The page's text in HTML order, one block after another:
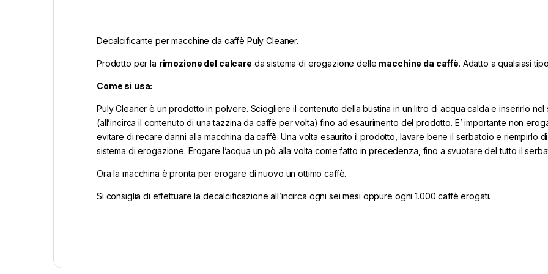
Decalcificante per macchine da caffè Puly Cleaner.
Prodotto per la rimozione del calcare da sistema di erogazione delle macchine da caffè. Adatto a qualsiasi
Come si usa:
Puly Cleaner è un prodotto in polvere. Sciogliere il contenuto della bustina in un litro di acqua calda e inserirlo
(all’incirca il contenuto di una tazzina da caffè per volta) fino ad esaurimento del prodotto. E’ importante non
evitare di recare danni alla macchina da caffè. Una volta esaurito il prodotto, lavare bene il serbatoio e riempirlo
sistema di erogazione. Erogare l’acqua un pò alla volta come fatto in precedenza, fino a svuotare del tutto il
Ora la macchina è pronta per erogare di nuovo un ottimo caffè.
Si consiglia di effettuare la decalcificazione all’incirca ogni sei mesi oppure ogni 1.000 caffè erogati.